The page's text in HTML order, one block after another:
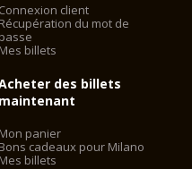
Connexion client
Récupération du mot de
passe
Mes billets
des billets
maintenant
Mon panier
Bons cadeaux pour Milano
Mes billets